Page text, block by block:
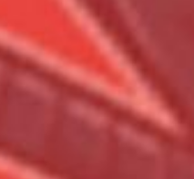
Всего позиций в корзине
Всего товара в корзине
Сумма к оплате (без